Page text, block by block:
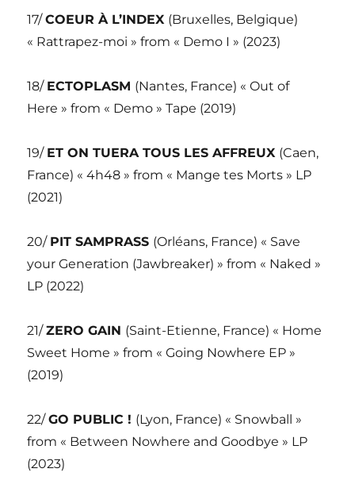
17/COEUR À L’INDEX (Bruxelles, Belgique)
« Rattrapez-moi » from « Demo I » (2023)
18/ ECTOPLASM (Nantes, France) « Out of
Here » from « Demo » Tape (2019)
19/ ET ON TUERA TOUS LES AFFREUX (Caen,
France) « 4h48 » from « Mange tes Morts » LP
(2021)
20/ PIT SAMPRASS (Orléans, France) « Save
your Generation (Jawbreaker) » from « Naked »
LP (2022)
21/ZERO GAIN (Saint-Etienne, France) « Home
Sweet Home » from « Going Nowhere EP »
(2019)
22/GO PUBLIC ! (Lyon, France) « Snowball »
from « Between Nowhere and Goodbye » LP
(2023)